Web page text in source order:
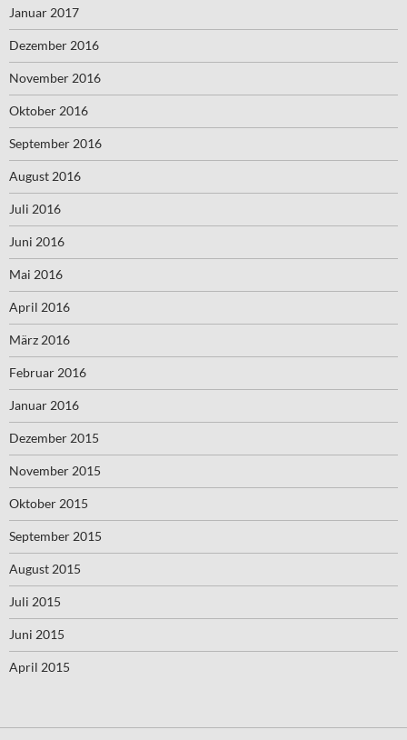
Januar 2017
Dezember 2016
November 2016
Oktober 2016
September 2016
August 2016
Juli 2016
Juni 2016
Mai 2016
April 2016
März 2016
Februar 2016
Januar 2016
Dezember 2015
November 2015
Oktober 2015
September 2015
August 2015
Juli 2015
Juni 2015
April 2015